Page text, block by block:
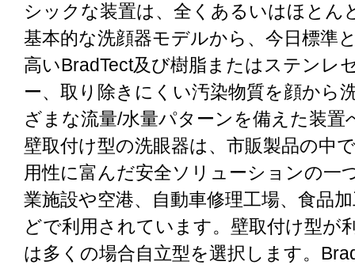
シックな装置は、全くあるいはほとん
基本的な洗顔器モデルから、今日標準
高いBradTect及び樹脂またはステンレ
ー、取り除きにくい汚染物質を顔から
ざまな流量/水量パターンを備えた装置
壁取付け型の洗眼器は、市販製品の中
用性に富んだ安全ソリューションの一
業施設や空港、自動車修理工場、食品
どで利用されています。壁取付け型が
は多くの場合自立型を選択します。